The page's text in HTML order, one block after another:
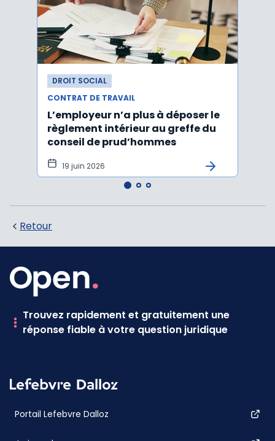
DROIT SOCIAL
CONTRAT DE TRAVAIL
L’employeur n’a plus à déposer le
règlement intérieur au greffe du
conseil de prud’hommes
19 juin 2026
Retour
Trouvez rapidement et gratuitement une
réponse fiable à votre question juridique
Portail Lefebvre Dalloz